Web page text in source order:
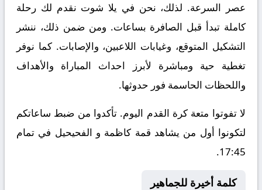
عصر السرعة. لذلك، نحن في يلا شوت نقدم لك رحلة
كاملة تبدأ قبل الصافرة بساعات. ومن ضمن ذلك، ننشر
التشكيل المتوقع، وغيابات اللاعبين، والإصابات. كما نوفر
تغطية حية ومباشرة لأبرز احداث المباراة والأهداف
واللحظات الحاسمة فور حدوثها.
لا تفوتوا متعة كرة القدم اليوم. تأكدوا من ضبط ساعاتكم
لتكونوا أول من يشاهد قمة كاظمة و الفحيحيل في تمام
17:45.
كلمة أخيرة للجماهير